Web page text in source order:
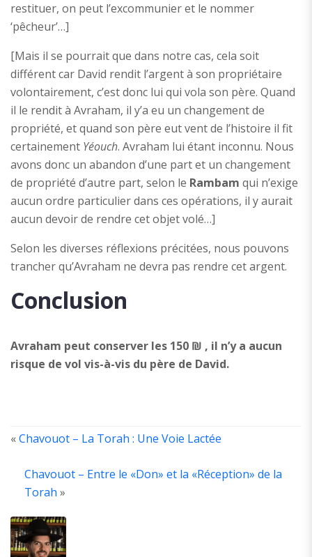
restituer, on peut l’excommunier et le nommer
‘pêcheur’…]
[Mais il se pourrait que dans notre cas, cela soit
différent car David rendit l’argent à son propriétaire
volontairement, c’est donc lui qui vola son père. Quand
il le rendit à Avraham, il y’a eu un changement de
propriété, et quand son père eut vent de l’histoire il fit
certainement Yéouch. Avraham lui étant inconnu. Nous
avons donc un abandon d’une part et un changement
de propriété d’autre part, selon le Rambam qui n’exige
aucun ordre particulier dans ces opérations, il y aurait
aucun devoir de rendre cet objet volé…]
Selon les diverses réflexions précitées, nous pouvons
trancher qu’Avraham ne devra pas rendre cet argent.
Conclusion
Avraham peut conserver les 150 ₪ , il n’y a aucun
risque de vol vis-à-vis du père de David.
«Chavouot – La Torah : Une Voie Lactée
Chavouot – Entre le «Don» et la «Réception» de la
Torah »
ABOUT